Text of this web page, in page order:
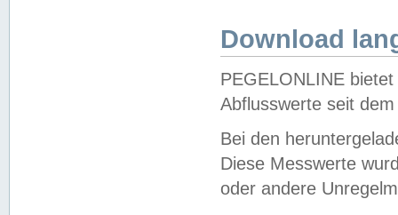
Download
PEGELONLINE
Abflusswerte seit
Bei den
Diese Messwerte
oder andere